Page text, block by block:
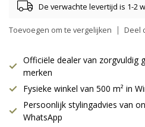
De verwachte levertijd is 1-2
Toevoegen om te vergelijken Deel
Officiële dealer van zorgvuldig
merken
Fysieke winkel van 500 m² in
Persoonlijk stylingadvies van
WhatsApp